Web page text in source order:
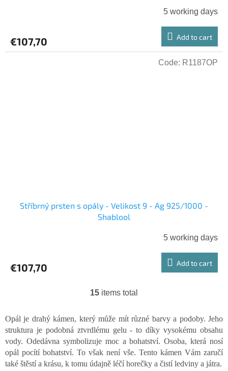
5 working days
€107,70 Add to cart
Stříbrný prsten s opály - Velikost 9 - Ag 925/1000 -
Shablool
5 working days
€107,70 Add to cart
Code: R1187OP
L
s
t
i
n
g
c
15 items total
Opál je drahý kámen, který může mít různé barvy a podoby. Jeho
struktura je podobná ztvrdlému gelu - to díky vysokému obsahu
vody. Odedávna symbolizuje moc a bohatství. Osoba, která nosí
opál pocítí bohatství. To však není vše. Tento kámen Vám zaručí
také štěstí a krásu, k tomu údajně léčí horečky a čistí ledviny a játra.